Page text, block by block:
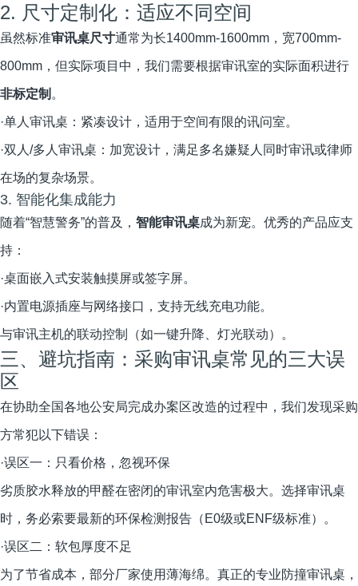
2. 尺寸定制化：适应不同空间
虽然标准审讯桌尺寸通常为长1400mm-1600mm，宽700mm-
800mm，但实际项目中，我们需要根据审讯室的实际面积进行
非标定制 。
·单人审讯桌：紧凑设计，适用于空间有限的讯问室。
·双人/多人审讯桌：加宽设计，满足多名嫌疑人同时审讯或律师
在场的复杂场景。
3. 智能化集成能力
随着“智慧警务”的普及， 智能审讯桌成为新宠。优秀的产品应支
持：
·桌面嵌入式安装触摸屏或签字屏。
·内置电源插座与网络接口，支持无线充电功能。
与审讯主机的联动控制（如一键升降、灯光联动）。
三、避坑指南：采购审讯桌常见的三大误
区
在协助全国各地公安局完成办案区改造的过程中，我们发现采购
方常犯以下错误：
·误区一：只看价格，忽视环保
劣质胶水释放的甲醛在密闭的审讯室内危害极大。选择审讯桌
时，务必索要最新的环保检测报告（E0级或ENF级标准）。
·误区二：软包厚度不足
为了节省成本，部分厂家使用薄海绵。真正的专业防撞审讯桌，